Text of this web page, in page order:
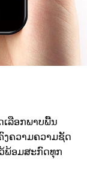
ເລືອກພາບພື້ນ
ງຄວາມຄວາມຊັດ
ພ້ອມສະກົດທຸກ